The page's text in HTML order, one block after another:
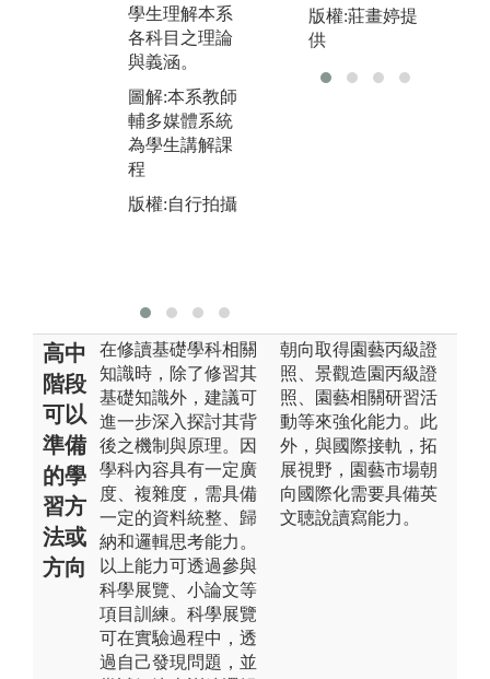
學生理解本系
各科目之理論
與義涵。
圖解:本系教師
輔多媒體系統
為學生講解課
程
版權:自行拍攝
在專業實驗室
進行實際操
術、基因轉
版權:莊畫婷提
供
高中
階段
可以
準備
的學
習方
法或
方向
在修讀基礎學科相關
知識時，除了修習其
基礎知識外，建議可
進一步深入探討其背
後之機制與原理。因
學科內容具有一定廣
度、複雜度，需具備
一定的資料統整、歸
納和邏輯思考能力。
以上能力可透過參與
科學展覽、小論文等
項目訓練。科學展覽
可在實驗過程中，透
過自己發現問題，並
朝向取得園藝丙級證
照、景觀造園丙級證
照、園藝相關研習活
動等來強化能力。此
外，與國際接軌，拓
展視野，園藝市場朝
向國際化需要具備英
文聴說讀寫能力。